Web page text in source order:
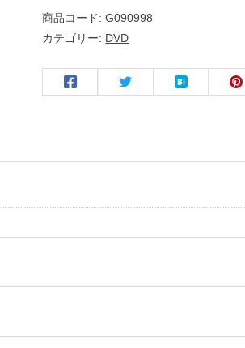
流
出
】
モ
ク
壊
商品コード:G090998
カテゴリー: DVD